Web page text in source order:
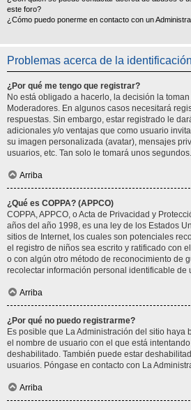
este foro?
¿Cómo puedo ponerme en contacto con un
Problemas acerca de la
¿Por qué me tengo que registrar?
No está obligado a hacerlo, la decisión la
Moderadores. En algunos casos necesitará
respuestas. Sin embargo, estar registrado le
adicionales y/o ventajas que como usuario
su imagen personalizada (avatar), mensajes
usuarios, etc. Tan solo le tomará unos
Arriba
¿Qué es COPPA? (APPCO)
COPPA, APPCO, o Acta de Privacidad y
años del año 1998, es una ley de los Estados
sitios de Internet, los cuales son potenciales
el registro de niños sea escrito y ratificado con
o con algún otro método de reconocimiento de
recolectar información personal identificable de
Arriba
¿Por qué no puedo registrarme?
Es posible que La Administración del sitio haya
el nombre de usuario con el que está
deshabilitado. También puede estar
usuarios. Póngase en contacto con La
Arriba